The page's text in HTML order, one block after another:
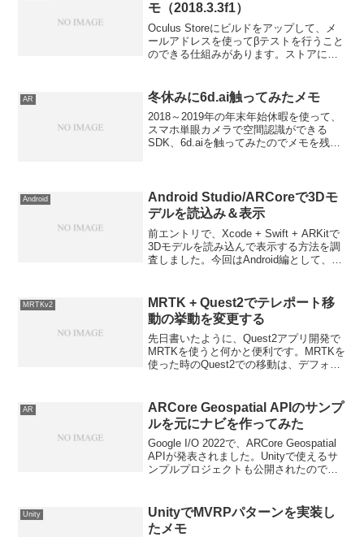
モ（2018.3.3f1）
Oculus Storeにビルドをアップして、メ
ールアドレスを使ってβテストを行うこと
のできる仕組みがあります。ストアには
チャンネルにビルドをアップ...
AR 冬休みに6d.ai触ってみたメモ
2018～2019年の年末年始休暇を使って、
スマホ単眼カメラで空間認識ができる
SDK、6d.aiを触ってみたのでメモを残し
大晦...
Android
Android Studio/ARCoreで3Dモ
デルを読込み＆表示
前エントリで、Xcode + Swift + ARKitで
3Dモデルを読み込んで表示する方法を調
査しました。今回はAndroid編として、
MRTKv2
MRTK + Quest2でテレポート移
動の挙動を変更する
先日書いたように、Quest2アプリ開発で
MRTKを使うと何かと便利です。MRTKを
使った時のQuest2での移動は、デフォル
ついてです。まずはProfilerをチェッ...
AR
ARCore Geospatial APIのサンプ
ルを元にナビを作ってみた
Google I/O 2022で、ARCore Geospatial
APIが発表されました。Unityで使えるサ
ンプルプロジェクトも公開されたので早
がります。これまで...
Unity
UnityでMVRPパターンを実装し
たメモ